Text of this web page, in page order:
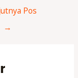
Pos
→